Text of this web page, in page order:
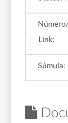
Link:
Súmula: